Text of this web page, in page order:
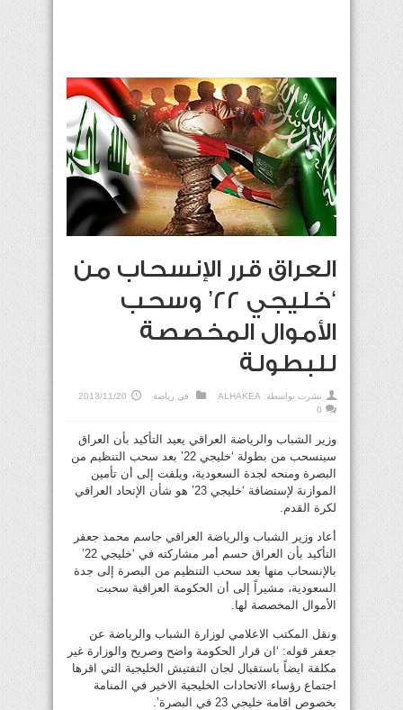
العراق قرر الإنسحاب من
‘خليجي 22’ وسحب
الأموال المخصصة
للبطولة
نشرت بواسطة: ALHAKEA في رياضة
2013/11/20
0
وزير الشباب والرياضة العراقي يعيد التأكيد بأن العراق
سينسحب من بطولة ‘خليجي 22’ بعد سحب التنظيم من
البصرة ومنحه لجدة السعودية، ويلفت إلى أن تأمين
الموازنة لإستضافة ‘خليجي 23’ هو شأن الإتحاد العراقي
لكرة القدم.
أعاد وزير الشباب والرياضة العراقي جاسم محمد جعفر
التأكيد بأن العراق حسم أمر مشاركته في ‘خليجي 22’
بالإنسحاب منها بعد سحب التنظيم من البصرة إلى جدة
السعودية، مشيراً إلى أن الحكومة العراقية سحبت
الأموال المخصصة لها.
ونقل المكتب الاعلامي لوزارة الشباب والرياضة عن
جعفر قوله: ‘ان قرار الحكومة واضح وصريح والوزارة غير
مكلفة ايضاً باستقبال لجان التفتيش الخليجية التي اقرها
اجتماع رؤساء الاتحادات الخليجية الاخير في المنامة
بخصوص اقامة خليجي 23 في البصرة’.